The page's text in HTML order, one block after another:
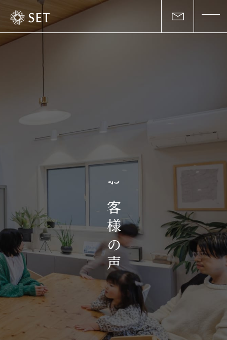
お
客
様
の
声
物件一覧
お客様の声
お知らせ・イベント
会社概要・アクセス
スタッフ紹介
プライバシーポリシー